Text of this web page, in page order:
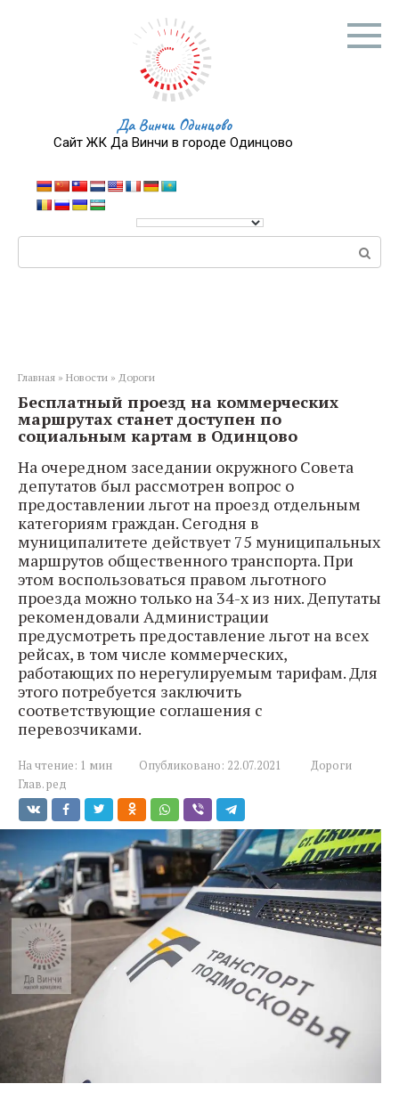
Да Винчи Одинцово
Сайт ЖК Да Винчи в городе Одинцово
Главная » Новости » Дороги
Бесплатный проезд на коммерческих
маршрутах станет доступен по
социальным картам в Одинцово
На очередном заседании окружного Совета
депутатов был рассмотрен вопрос о
предоставлении льгот на проезд отдельным
категориям граждан. Сегодня в
муниципалитете действует 75 муниципальных
маршрутов общественного транспорта. При
этом воспользоваться правом льготного
проезда можно только на 34-х из них. Депутаты
рекомендовали Администрации
предусмотреть предоставление льгот на всех
рейсах, в том числе коммерческих,
работающих по нерегулируемым тарифам. Для
этого потребуется заключить
соответствующие соглашения с
перевозчиками.
На чтение: 1 мин Опубликовано: 22.07.2021
Дороги
Глав. ред